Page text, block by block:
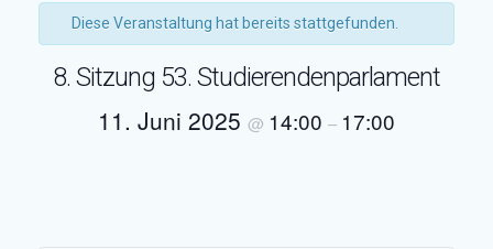
Diese Veranstaltung hat bereits stattgefunden.
8. Sitzung 53. Studierendenparlament
11. Juni 2025 @ 14:00 – 17:00